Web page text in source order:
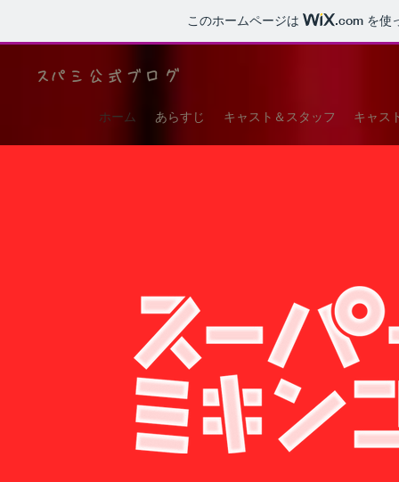
このホームページは .comを使
​スパミ公式ブログ
ホーム あらすじ キャスト＆スタッフ キャス